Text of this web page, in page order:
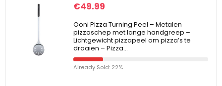
€49.99
Ooni Pizza Turning Peel – Metalen
pizzaschep met lange handgreep –
Lichtgewicht pizzapeel om pizza’s te
draaien – Pizza…
Already Sold: 22%